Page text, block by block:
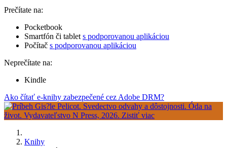
Prečítate na:
Pocketbook
Smartfón či tablet s podporovanou aplikáciou
Počítač s podporovanou aplikáciou
Neprečítate na:
Kindle
Ako čítať e-knihy zabezpečené cez Adobe DRM?
Knihy